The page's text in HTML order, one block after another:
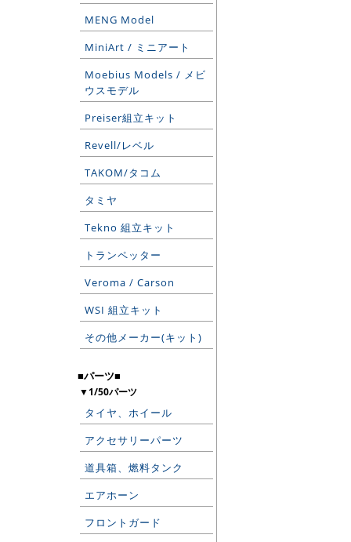
MENG Model
MiniArt / ミニアート
Moebius Models / メビ
ウスモデル
Preiser組立キット
Revell/レベル
TAKOM/タコム
タミヤ
Tekno 組立キット
トランペッター
Veroma / Carson
WSI 組立キット
その他メーカー(キット)
■パーツ■
▼1/50パーツ
タイヤ、ホイール
アクセサリーパーツ
道具箱、燃料タンク
エアホーン
フロントガード